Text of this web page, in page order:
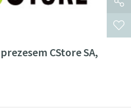
CStore SA,